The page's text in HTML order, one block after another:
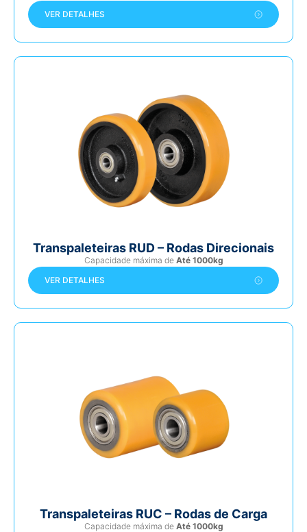
VER DETALHES
Transpaleteiras RUD – Rodas Direcionais
Capacidade máxima de Até 1000kg
VER DETALHES
Transpaleteiras RUC – Rodas de Carga
Capacidade máxima de Até 1000kg